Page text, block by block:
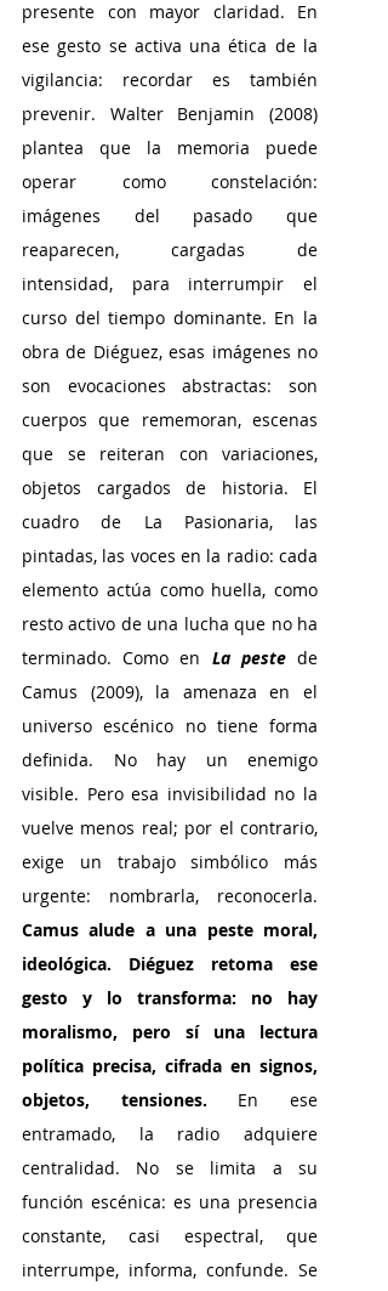
presente con mayor claridad. En
ese gesto se activa una ética de la
vigilancia: recordar es también
prevenir. Walter Benjamin (2008)
plantea que la memoria puede
operar como constelación:
imágenes del pasado que
reaparecen, cargadas de
intensidad, para interrumpir el
curso del tiempo dominante. En la
obra de Diéguez, esas imágenes no
son evocaciones abstractas: son
cuerpos que rememoran, escenas
que se reiteran con variaciones,
objetos cargados de historia. El
cuadro de La Pasionaria, las
pintadas, las voces en la radio: cada
elemento actúa como huella, como
resto activo de una lucha que no ha
terminado. Como en La peste de
Camus (2009), la amenaza en el
universo escénico no tiene forma
definida. No hay un enemigo
visible. Pero esa invisibilidad no la
vuelve menos real; por el contrario,
exige un trabajo simbólico más
Camus alude a una peste moral,
ideológica. Diéguez retoma ese
gesto y lo transforma: no hay
moralismo, pero sí una lectura
política precisa, cifrada en signos,
objetos, tensiones. En ese
entramado, la radio adquiere
centralidad. No se limita a su
función escénica: es una presencia
constante, casi espectral, que
interrumpe, informa, confunde. Se